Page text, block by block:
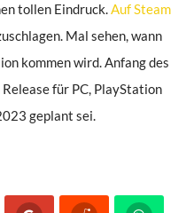
tollen Eindruck.Auf Steam
Mal sehen, wann
kommen wird. Anfang des
Release für PC, PlayStation
geplant sei.